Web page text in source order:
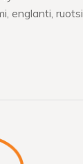
englanti, ruotsi